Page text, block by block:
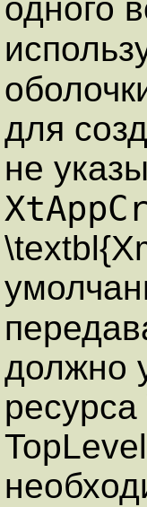
одного
для
не
должно